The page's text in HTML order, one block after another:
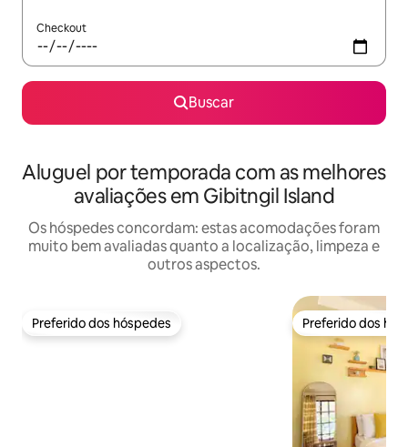
Checkout
Buscar
Aluguel por temporada com as melhores
avaliações em Gibitngil Island
Os hóspedes concordam: estas acomodações foram
muito bem avaliadas quanto a localização, limpeza e
outros aspectos.
Preferido dos hóspedes
Preferido dos hóspedes Preferido dos
Preferido dos